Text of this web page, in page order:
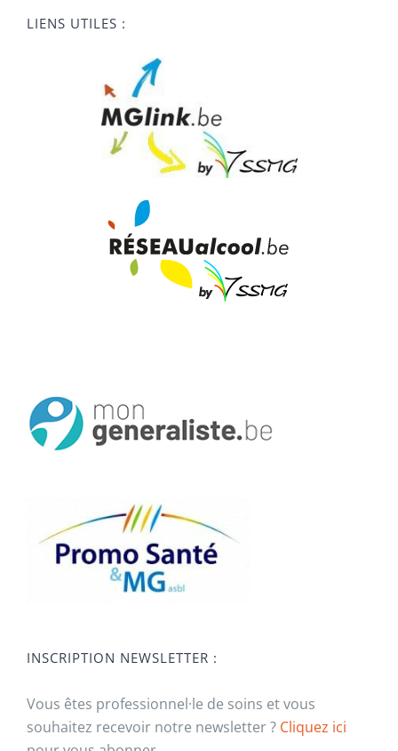
LIENS UTILES :
INSCRIPTION NEWSLETTER :
Vous êtes professionnel·le de soins et vous
souhaitez recevoir notre newsletter ? Cliquez ici